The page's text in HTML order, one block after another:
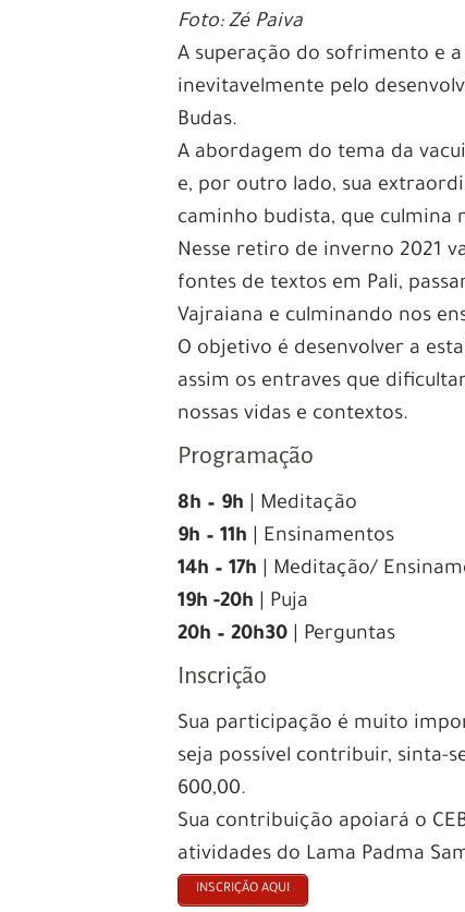
Foto: Zé Paiva
A superação do sofrimento e
inevitavelmente pelo
Budas.
A abordagem do tema da
e, por outro lado, sua
caminho budista, que culmina
Nesse retiro de inverno 2021
fontes de textos em Pali,
Vajraiana e culminando nos
O objetivo é desenvolver a
assim os entraves que
nossas vidas e contextos.
Programação
8h – 9h | Meditação
9h – 11h | Ensinamentos
14h – 17h | Meditação/
19h -20h | Puja
20h – 20h30 | Perguntas
Inscrição
Sua participação é muito
seja possível contribuir, sinta-
600,00.
Sua contribuição apoiará o
atividades do Lama Padma
INSCRIÇÃO AQUI